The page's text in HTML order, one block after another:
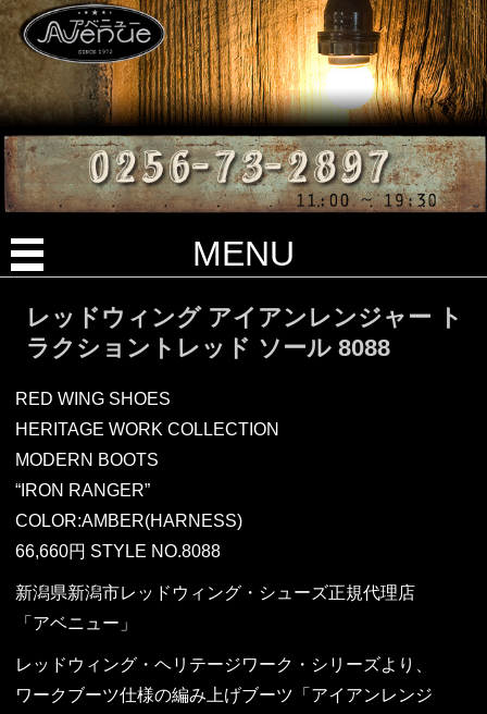
MENU
レッドウィング アイアンレンジャー ト
ラクショントレッド ソール 8088
RED WING SHOES
HERITAGE WORK COLLECTION
MODERN BOOTS
“IRON RANGER”
COLOR:AMBER(HARNESS)
66,660円 STYLE NO.8088
新潟県新潟市レッドウィング・シューズ正規代理店
「アベニュー」
レッドウィング・ヘリテージワーク・シリーズより、
ワークブーツ仕様の編み上げブーツ「アイアンレンジ